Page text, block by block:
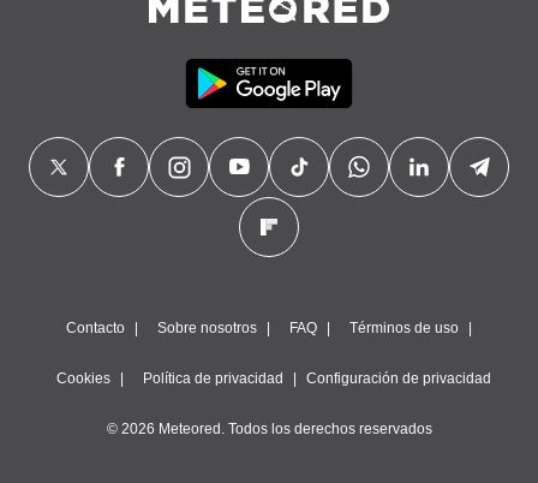
Contacto Sobre nosotros FAQ Términos de uso
Cookies Política de privacidad Configuración de privacidad
© 2026 Meteored. Todos los derechos reservados